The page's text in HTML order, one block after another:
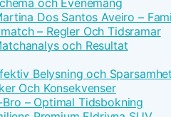
och Evenemang
Dos Santos Aveiro –
– Regler Och Tidsramar
och Resultat
Belysning och
Och Konsekvenser
– Optimal Tidsbokning